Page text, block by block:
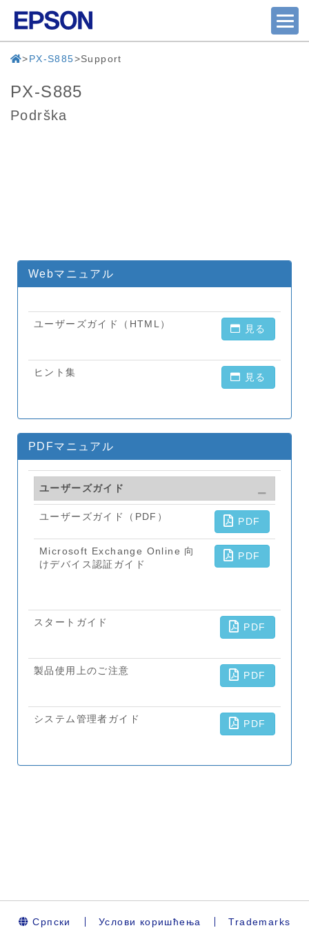
PX-S885 Support
PX-S885
Podrška
Српски Услови коришћења Trademarks